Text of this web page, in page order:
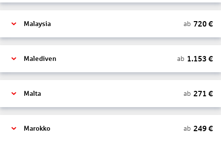
Malaysia ab 720€
Malediven ab 1.153 €
Malta ab 271 €
Marokko ab 249€